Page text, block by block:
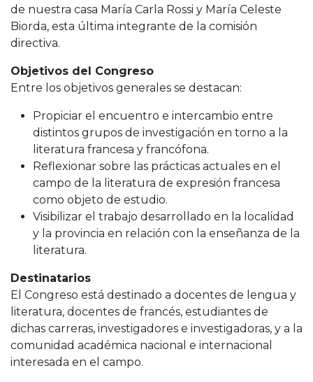
de nuestra casa María Carla Rossi y María Celeste
Biorda, esta última integrante de la comisión
directiva.
Objetivos del Congreso
Entre los objetivos generales se destacan:
Propiciar el encuentro e intercambio entre
distintos grupos de investigación en torno a la
literatura francesa y francófona.
Reflexionar sobre las prácticas actuales en el
campo de la literatura de expresión francesa
como objeto de estudio.
Visibilizar el trabajo desarrollado en la localidad
y la provincia en relación con la enseñanza de la
literatura.
Destinatarios
El Congreso está destinado a docentes de lengua y
literatura, docentes de francés, estudiantes de
dichas carreras, investigadores e investigadoras, y a la
comunidad académica nacional e internacional
interesada en el campo.